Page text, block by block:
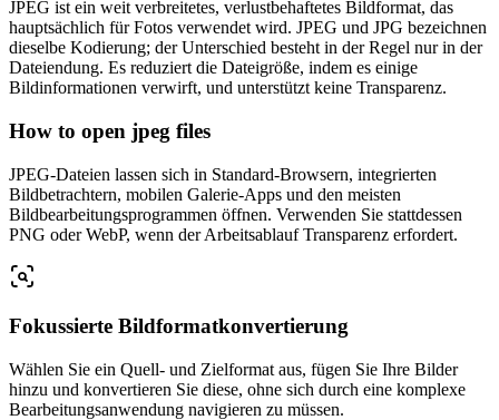
JPEG ist ein weit verbreitetes, verlustbehaftetes Bildformat, das
hauptsächlich für Fotos verwendet wird. JPEG und JPG bezeichnen
dieselbe Kodierung; der Unterschied besteht in der Regel nur in der
Dateiendung. Es reduziert die Dateigröße, indem es einige
Bildinformationen verwirft, und unterstützt keine Transparenz.
How to open jpeg files
JPEG-Dateien lassen sich in Standard-Browsern, integrierten
Bildbetrachtern, mobilen Galerie-Apps und den meisten
Bildbearbeitungsprogrammen öffnen. Verwenden Sie stattdessen
PNG oder WebP, wenn der Arbeitsablauf Transparenz erfordert.
Fokussierte Bildformatkonvertierung
Wählen Sie ein Quell- und Zielformat aus, fügen Sie Ihre Bilder
hinzu und konvertieren Sie diese, ohne sich durch eine komplexe
Bearbeitungsanwendung navigieren zu müssen.